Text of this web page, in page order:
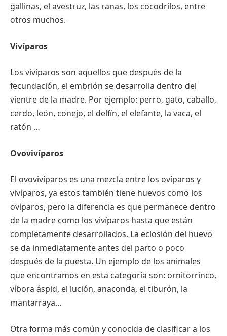
gallinas, el avestruz, las ranas, los cocodrilos, entre
otros muchos.
Vivíparos
Los vivíparos son aquellos que después de la
fecundación, el embrión se desarrolla dentro del
vientre de la madre. Por ejemplo: perro, gato, caballo,
cerdo, león, conejo, el delfín, el elefante, la vaca, el
ratón …
Ovovivíparos
El ovovivíparos es una mezcla entre los ovíparos y
vivíparos, ya estos también tiene huevos como los
ovíparos, pero la diferencia es que permanece dentro
de la madre como los vivíparos hasta que están
completamente desarrollados. La eclosión del huevo
se da inmediatamente antes del parto o poco
después de la puesta. Un ejemplo de los animales
que encontramos en esta categoría son: ornitorrinco,
víbora áspid, el lución, anaconda, el tiburón, la
mantarraya…
Otra forma más común y conocida de clasificar a los